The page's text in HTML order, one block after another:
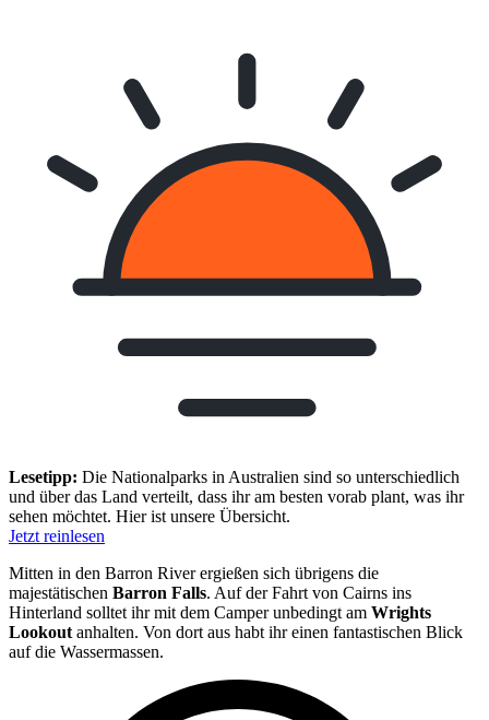
Lesetipp: Die Nationalparks in Australien sind so unterschiedlich
und über das Land verteilt, dass ihr am besten vorab plant, was ihr
sehen möchtet. Hier ist unsere Übersicht.
Jetzt reinlesen
Mitten in den Barron River ergießen sich übrigens die
majestätischen Barron Falls. Auf der Fahrt von Cairns ins
Hinterland solltet ihr mit dem Camper unbedingt am Wrights
Lookout anhalten. Von dort aus habt ihr einen fantastischen Blick
auf die Wassermassen.